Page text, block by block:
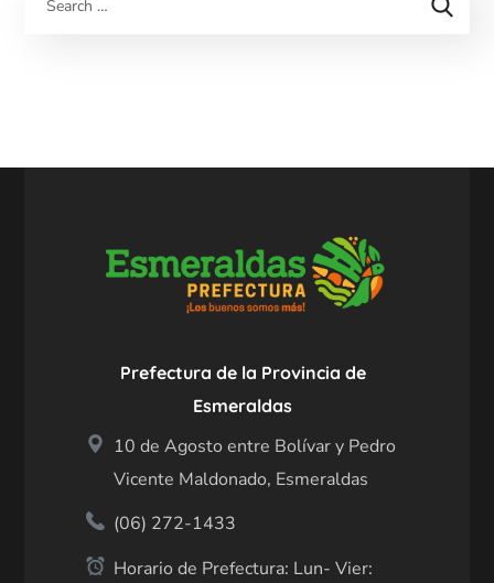
Prefectura de la Provincia de
Esmeraldas
10 de Agosto entre Bolívar y Pedro
Vicente Maldonado, Esmeraldas
(06) 272-1433
Horario de Prefectura: Lun- Vier: